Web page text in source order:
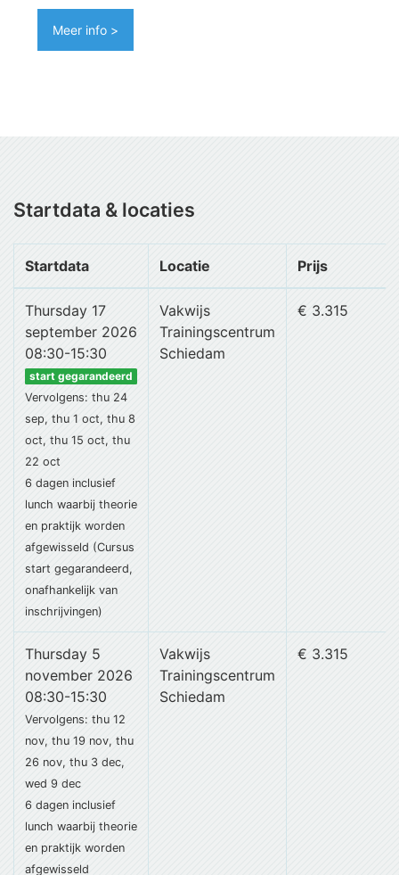
Meer info >
Startdata & locaties
Startdata Locatie Prijs
Thursday 17
september 2026
08:30-15:30
start gegarandeerd
Vervolgens: thu 24
sep, thu 1 oct, thu 8
oct, thu 15 oct, thu
22 oct
6 dagen inclusief
lunch waarbij theorie
en praktijk worden
afgewisseld (Cursus
start gegarandeerd,
onafhankelijk van
inschrijvingen)
Vakwijs
Trainingscentrum
Schiedam
€ 3.315
Thursday 5
november 2026
08:30-15:30
Vervolgens: thu 12
nov, thu 19 nov, thu
26 nov, thu 3 dec,
wed 9 dec
6 dagen inclusief
lunch waarbij theorie
en praktijk worden
afgewisseld
Vakwijs
Trainingscentrum
Schiedam
€ 3.315